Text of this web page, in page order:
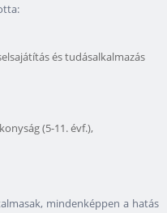
és tudásalkalmazás
(5-11. évf.),
mindenképpen a hatás